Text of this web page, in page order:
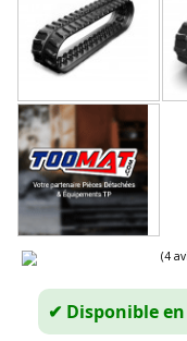
✔ Disponible